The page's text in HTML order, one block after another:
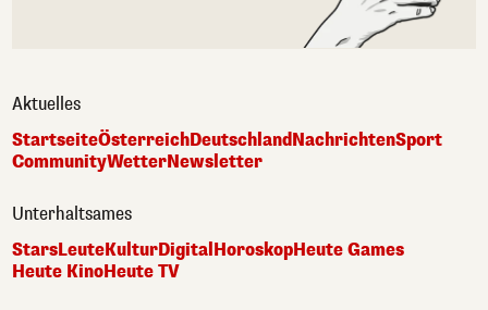
Aktuelles
StartseiteÖsterreichDeutschlandNachrichtenSport
CommunityWetterNewsletter
Unterhaltsames
StarsLeuteKulturDigitalHoroskopHeute Games
Heute KinoHeute TV